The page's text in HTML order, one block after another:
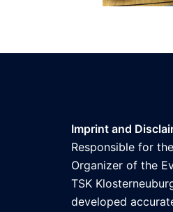
Imprint and
Responsible for
Organizer of the
TSK
developed